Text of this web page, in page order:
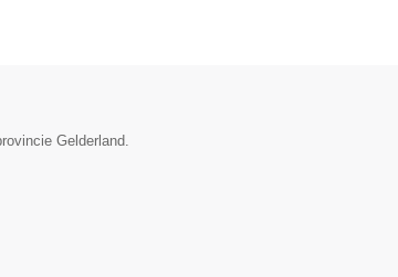
Gelderland.